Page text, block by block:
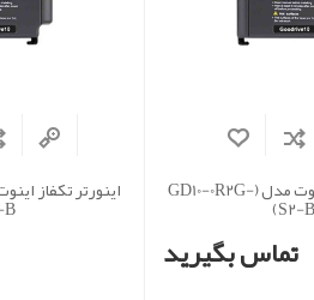
اینورتر تکفاز اینوت مدل (GD10-0R2G-
S2-B)
تماس بگیرید